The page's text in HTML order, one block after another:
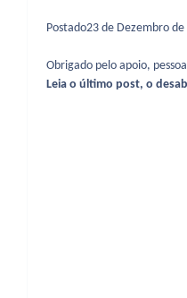
Postado23 de Dezembro de
Obrigado pelo apoio,
Leia o último post, o